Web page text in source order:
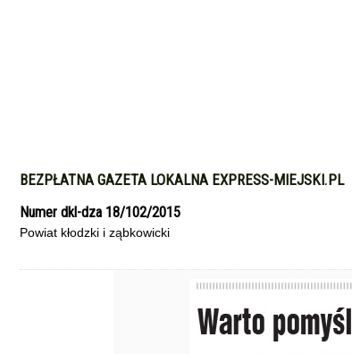
BEZPŁATNA GAZETA LOKALNA EXPRESS-MIEJSKI.PL
Numer dkl-dza 18/102/2015
Powiat kłodzki i ząbkowicki